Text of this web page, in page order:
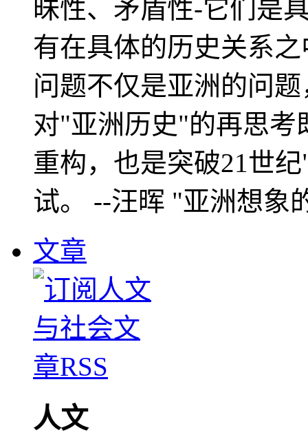
昧性、矛盾性-它们是
有在具体的历史关系
问题不仅是亚洲的问
对"亚洲历史"的再思考
重构，也是突破21世
试。 --汪晖 "亚洲想象
文章
人文